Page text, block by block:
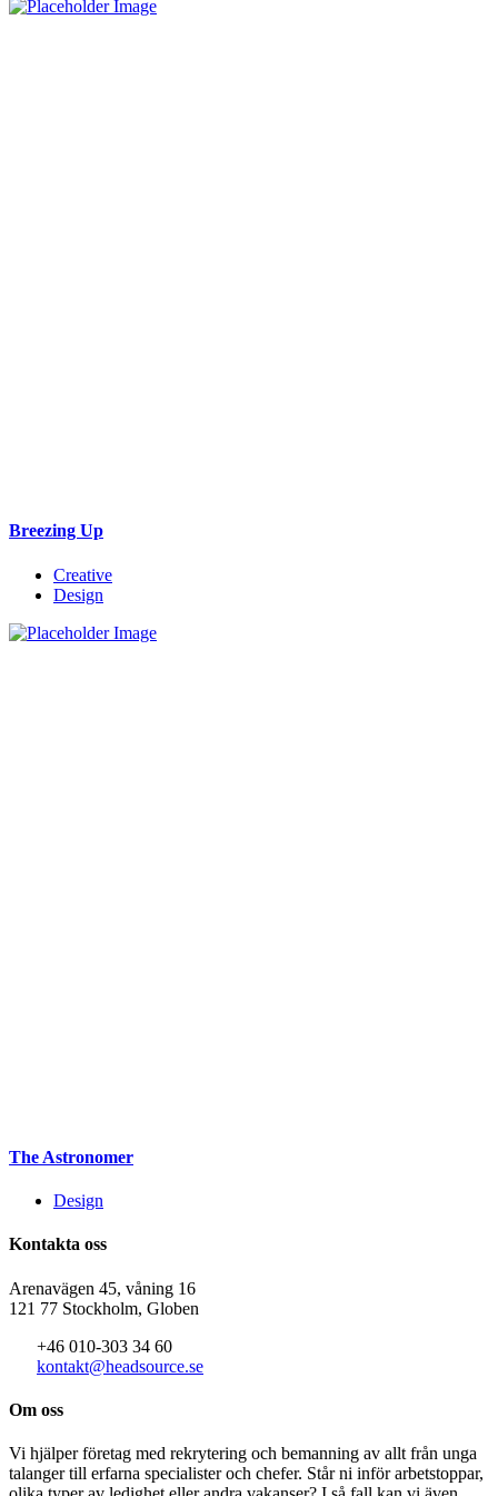
Breezing Up
Creative
Design
The Astronomer
Design
Kontakta oss
Arenavägen 45, våning 16
121 77 Stockholm, Globen
+46 010-303 34 60
kontakt@headsource.se
Om oss
Vi hjälper företag med rekrytering och bemanning av allt från unga
talanger till erfarna specialister och chefer. Står ni inför arbetstoppar,